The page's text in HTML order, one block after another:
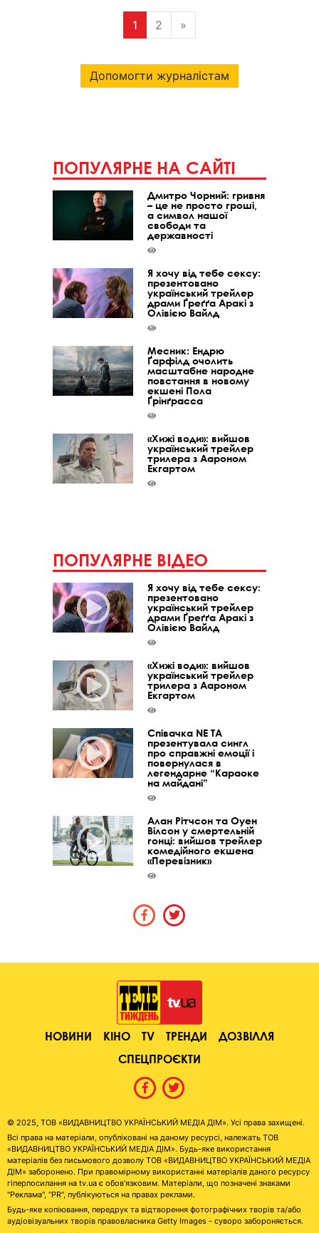
1 2 »
Допомогти журналістам
ПОПУЛЯРНЕ НА САЙТІ
Дмитро Чорний: гривня
– це не просто гроші,
а символ нашої
свободи та
державності
Я хочу від тебе сексу:
презентовано
український трейлер
драми Ґреґґа Аракі з
Олівією Вайлд
Месник: Ендрю
Ґарфілд очолить
масштабне народне
повстання в новому
екшені Пола
Ґрінґрасса
«Хижі води»: вийшов
український трейлер
трилера з Аароном
Екгартом
ПОПУЛЯРНЕ ВІДЕО
Я хочу від тебе сексу:
презентовано
український трейлер
драми Ґреґґа Аракі з
Олівією Вайлд
«Хижі води»: вийшов
український трейлер
трилера з Аароном
Екгартом
Співачка NE TA
презентувала сингл
про справжні емоції і
повернулася в
легендарне “Караоке
на майдані”
Алан Рітчсон та Оуен
Вілсон у смертельній
гонці: вийшов трейлер
комедійного екшена
«Перевізник»
НОВИНИ КІНО TV ТРЕНДИ
ДОЗВІЛЛЯ
СПЕЦПРОЄКТИ
© 2025, ТОВ «ВИДАВНИЦТВО УКРАЇНСЬКИЙ МЕДІА ДІМ». Усі права захищені.
Всі права на матеріали, опубліковані на даному ресурсі, належать ТОВ
«ВИДАВНИЦТВО УКРАЇНСЬКИЙ МЕДІА ДІМ». Будь-яке використання
матеріалів без письмового дозволу ТОВ «ВИДАВНИЦТВО УКРАЇНСЬКИЙ МЕДІА
ДІМ» заборонено. При правомірному використанні матеріалів даного ресурсу
гіперпосилання на tv.ua є обов'язковим. Матеріали, що позначені знаками
"Реклама", "PR", публікуються на правах реклами.
Будь-яке копіювання, передрук та відтворення фотографічних творів та/або
аудіовізуальних творів правовласника Getty Images - суворо забороняється.